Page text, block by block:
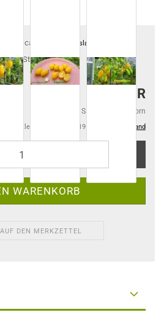
ca. 4-6 Tage (Ausland abweichend)
4Stück
2,50 EUR
2,50 EUR pro Samentüte 15 Korn
gem. Kleinuntern.-Reg. §19 UStG zzgl. Versand
AUF DEN MERKZETTEL